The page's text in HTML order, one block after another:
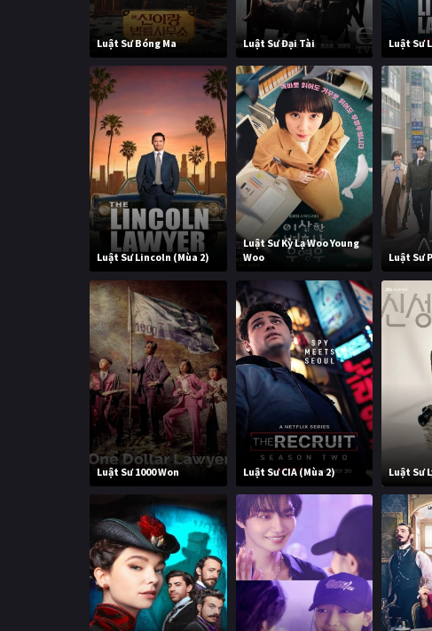
Luật Sư Bóng Ma Luật Sư Đại Tài Luật Sư
Luật Sư Lincoln (Mùa 2)
Luật Sư Kỳ Lạ Woo Young
Woo
Luật Sư
Luật Sư 1000 Won Luật Sư CIA (Mùa 2) Luật Sư